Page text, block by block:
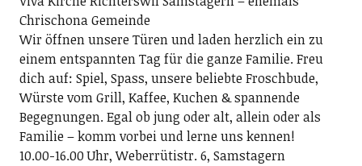
Chrischona Gemeinde
Wir öffnen unsere Türen und laden herzlich ein zu
einem entspannten Tag für die ganze Familie. Freu
dich auf: Spiel, Spass, unsere beliebte Froschbude,
Würste vom Grill, Kaffee, Kuchen & spannende
Begegnungen. Egal ob jung oder alt, allein oder als
Familie – komm vorbei und lerne uns kennen!
10.00-16.00 Uhr, Weberrütistr. 6, Samstagern